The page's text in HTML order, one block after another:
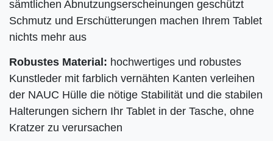
sämtlichen Abnutzungserscheinungen geschützt
Schmutz und Erschütterungen machen Ihrem Tablet
nichts mehr aus
Robustes Material: hochwertiges und robustes
Kunstleder mit farblich vernähten Kanten verleihen
der NAUC Hülle die nötige Stabilität und die stabilen
Halterungen sichern Ihr Tablet in der Tasche, ohne
Kratzer zu verursachen